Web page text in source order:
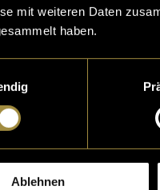
mit weiteren Daten
haben.
Ablehnen